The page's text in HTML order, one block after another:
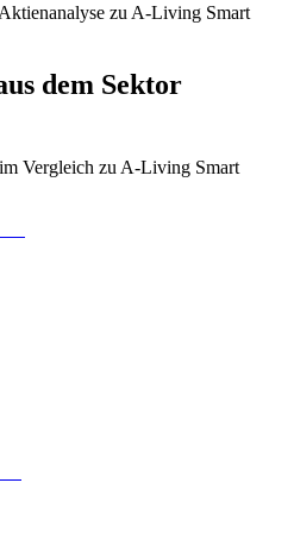
zu A-Living Smart
dem Sektor
Vergleich zu A-Living Smart